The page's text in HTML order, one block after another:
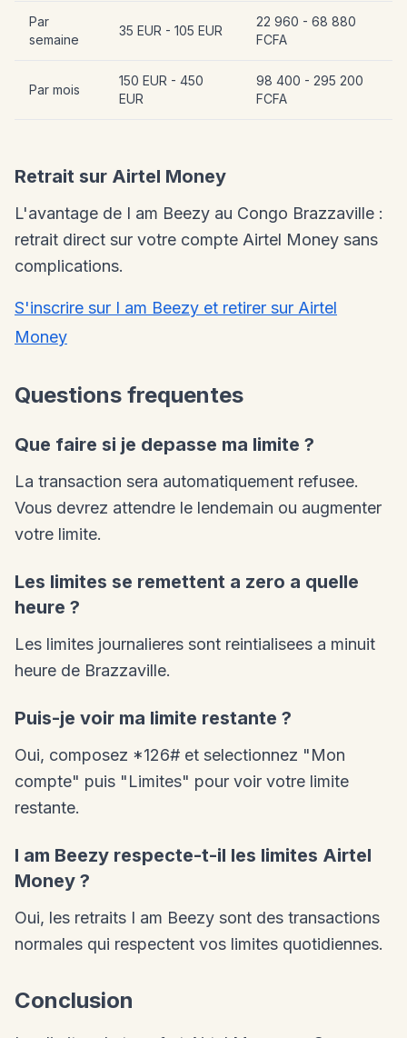
Par
semaine
35 EUR - 105 EUR
22 960 - 68 880
FCFA
Par mois
150 EUR - 450
EUR
98 400 - 295 200
FCFA
Retrait sur Airtel Money
L'avantage de I am Beezy au Congo Brazzaville :
retrait direct sur votre compte Airtel Money sans
complications.
S'inscrire sur I am Beezy et retirer sur Airtel
Money
Questions frequentes
Que faire si je depasse ma limite ?
La transaction sera automatiquement refusee.
Vous devrez attendre le lendemain ou augmenter
votre limite.
Les limites se remettent a zero a quelle
heure ?
Les limites journalieres sont reintialisees a minuit
heure de Brazzaville.
Puis-je voir ma limite restante ?
Oui, composez *126# et selectionnez "Mon
compte" puis "Limites" pour voir votre limite
restante.
I am Beezy respecte-t-il les limites Airtel
Money ?
Oui, les retraits I am Beezy sont des transactions
normales qui respectent vos limites quotidiennes.
Conclusion